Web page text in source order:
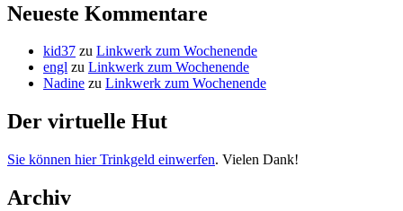
Neueste Kommentare
kid37 zu Linkwerk zum Wochenende
engl zu Linkwerk zum Wochenende
Nadine zu Linkwerk zum Wochenende
Der virtuelle Hut
Sie können hier Trinkgeld einwerfen. Vielen Dank!
Archiv